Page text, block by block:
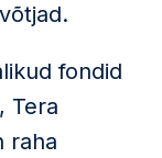
fondid
Tera
raha